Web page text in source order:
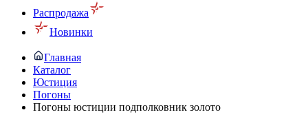
Распродажа
Новинки
Главная
Каталог
Юстиция
Погоны
Погоны юстиции подполковник золото